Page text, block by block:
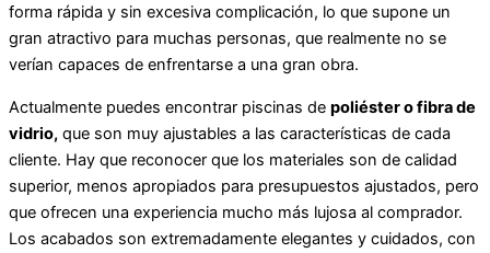
forma rápida y sin excesiva complicación, lo que supone un
gran atractivo para muchas personas, que realmente no se
verían capaces de enfrentarse a una gran obra.
Actualmente puedes encontrar piscinas de poliéster o fibra de
vidrio, que son muy ajustables a las características de cada
cliente. Hay que reconocer que los materiales son de calidad
superior, menos apropiados para presupuestos ajustados, pero
que ofrecen una experiencia mucho más lujosa al comprador.
Los acabados son extremadamente elegantes y cuidados, con